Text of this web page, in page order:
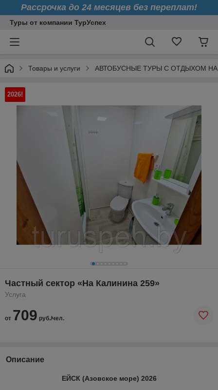
Рассрочка до 24 месяцев без переплат!
Туры от компании ТурУспех
Товары и услуги АВТОБУСНЫЕ ТУРЫ С ОТДЫХОМ
2026!
Частный сектор «На Калинина 259»
Услуга
от 709 руб./чел.
Описание
ЕЙСК (Азовское море) 2026